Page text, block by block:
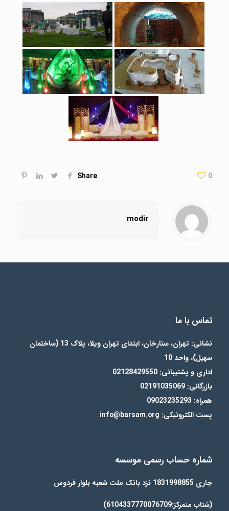
Share 0
modir
تماس با ما
نشانی: تهران، ستارخان، ابتدای تهران ویلا، پلاک 13 (ساختمان
سهیل)، واحد 10
اداری و پشتیبانی: 02128429550
بازرگانی: 02191035069
همراه: 09023235293
پست الکترونیکی: info@barsam.org
شماره حساب رسمی موسسه
جاری 1831998855 نزد بانک ملت شعبه بلوار فردوس
(شتاب متمرکز:6104337770076709)